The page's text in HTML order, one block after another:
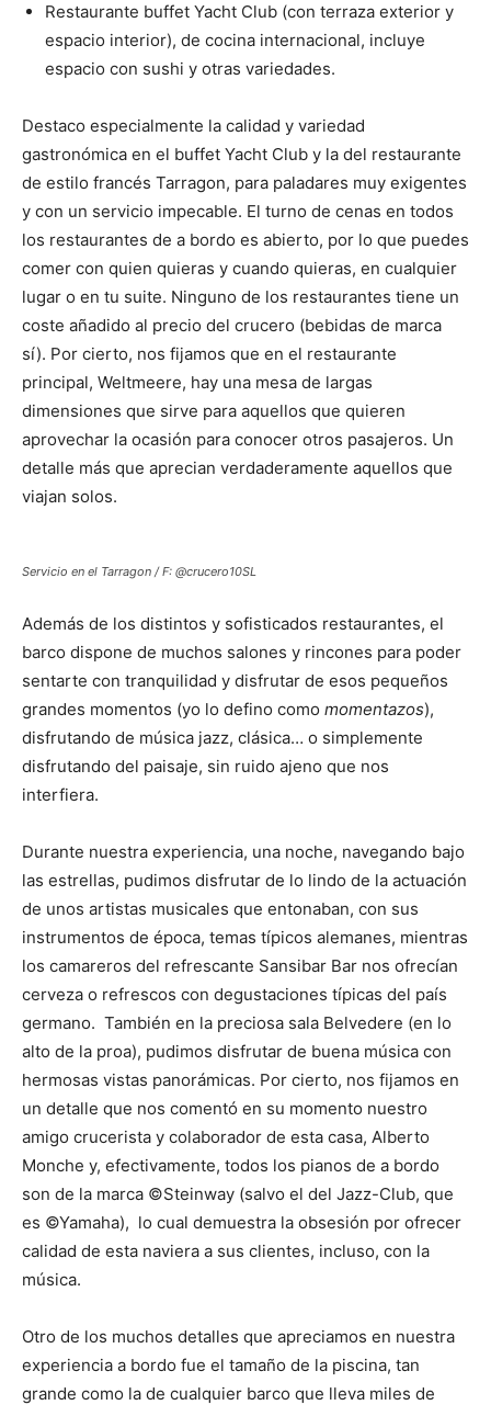
Restaurante buffet Yacht Club (con terraza exterior y
espacio interior), de cocina internacional, incluye
espacio con sushi y otras variedades.
Destaco especialmente la calidad y variedad
gastronómica en el buffet Yacht Club y la del restaurante
de estilo francés Tarragon, para paladares muy exigentes
y con un servicio impecable. El turno de cenas en todos
los restaurantes de a bordo es abierto, por lo que puedes
comer con quien quieras y cuando quieras, en cualquier
lugar o en tu suite. Ninguno de los restaurantes tiene un
coste añadido al precio del crucero (bebidas de marca
sí). Por cierto, nos fijamos que en el restaurante
principal, Weltmeere, hay una mesa de largas
dimensiones que sirve para aquellos que quieren
aprovechar la ocasión para conocer otros pasajeros. Un
detalle más que aprecian verdaderamente aquellos que
viajan solos.
Servicio en el Tarragon / F: @crucero10SL
Además de los distintos y sofisticados restaurantes, el
barco dispone de muchos salones y rincones para poder
sentarte con tranquilidad y disfrutar de esos pequeños
grandes momentos (yo lo defino como momentazos),
disfrutando de música jazz, clásica… o simplemente
disfrutando del paisaje, sin ruido ajeno que nos
interfiera.
Durante nuestra experiencia, una noche, navegando bajo
las estrellas, pudimos disfrutar de lo lindo de la actuación
de unos artistas musicales que entonaban, con sus
instrumentos de época, temas típicos alemanes, mientras
los camareros del refrescante Sansibar Bar nos ofrecían
cerveza o refrescos con degustaciones típicas del país
germano. También en la preciosa sala Belvedere (en lo
alto de la proa), pudimos disfrutar de buena música con
hermosas vistas panorámicas. Por cierto, nos fijamos en
un detalle que nos comentó en su momento nuestro
amigo crucerista y colaborador de esta casa, Alberto
Monche y, efectivamente, todos los pianos de a bordo
son de la marca ©Steinway (salvo el del Jazz-Club, que
es ©Yamaha), lo cual demuestra la obsesión por ofrecer
calidad de esta naviera a sus clientes, incluso, con la
música.
Otro de los muchos detalles que apreciamos en nuestra
experiencia a bordo fue el tamaño de la piscina, tan
grande como la de cualquier barco que lleva miles de